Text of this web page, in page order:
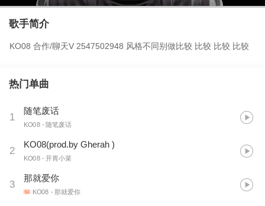
歌手简介
KO08 合作/聊天V 2547502948 风格不同别做比较 比较 比较 比较
热门单曲
1
随笔废话
KO08 - 随笔废话
2
KO08(prod.by Gherah )
KO08 - 开胃小菜
3
那就爱你
KO08 - 那就爱你